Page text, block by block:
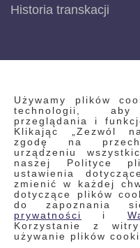
Używamy plików
technologii,
przeglądania i
Klikając „Zezwól
zgodę na
urządzeniu
naszej Polityce
ustawienia
zmienić w każdej
dotyczące plików
do zapoznania
prywatności
i
Korzystanie z
używanie plików
Historia transkacji
INFORMACJE
Regulamin
Polityka prywatności i
Wyszukiwane frazy
Wyszukiwanie
Zamówienia
Skontaktuj się z nami